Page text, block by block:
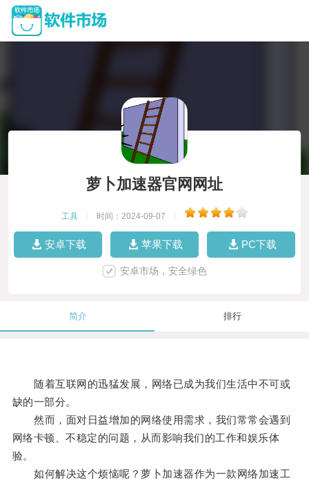
萝卜加速器官网网址
工具 时间：2024-09-07
安卓下载 苹果下载 PC下载
安卓市场，安全绿色
简介 排行
随着互联网的迅猛发展，网络已成为我们生活中不可或
缺的一部分。
然而，面对日益增加的网络使用需求，我们常常会遇到
网络卡顿、不稳定的问题，从而影响我们的工作和娱乐体
验。
如何解决这个烦恼呢？萝卜加速器作为一款网络加速工